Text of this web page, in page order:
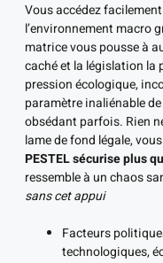
Vous accédez
l’environnement macro
matrice vous pousse à
caché et la législation la
pression écologique,
paramètre inaliénable
obsédant parfois. Rien
lame de fond légale,
PESTEL sécurise plus
ressemble à un chaos
sans cet appui
Facteurs
technologiques,